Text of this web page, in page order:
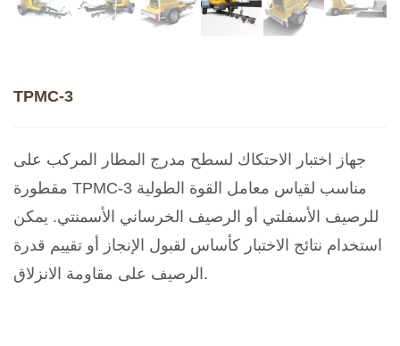
TPMC-3
جهاز اختبار الاحتكاك لسطح مدرج المطار المركب على
مقطورة TPMC-3 مناسب لقياس معامل القوة الطولية
للرصيف الأسفلتي أو الرصيف الخرساني الأسمنتي. يمكن
استخدام نتائج الاختبار كأساس لقبول الإنجاز أو تقييم قدرة
الرصيف على مقاومة الانزلاق.